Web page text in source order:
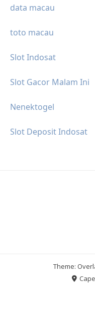
data macau
toto macau
Slot Indosat
Slot Gacor Malam Ini
Nenektogel
Slot Deposit Indosat
Theme: